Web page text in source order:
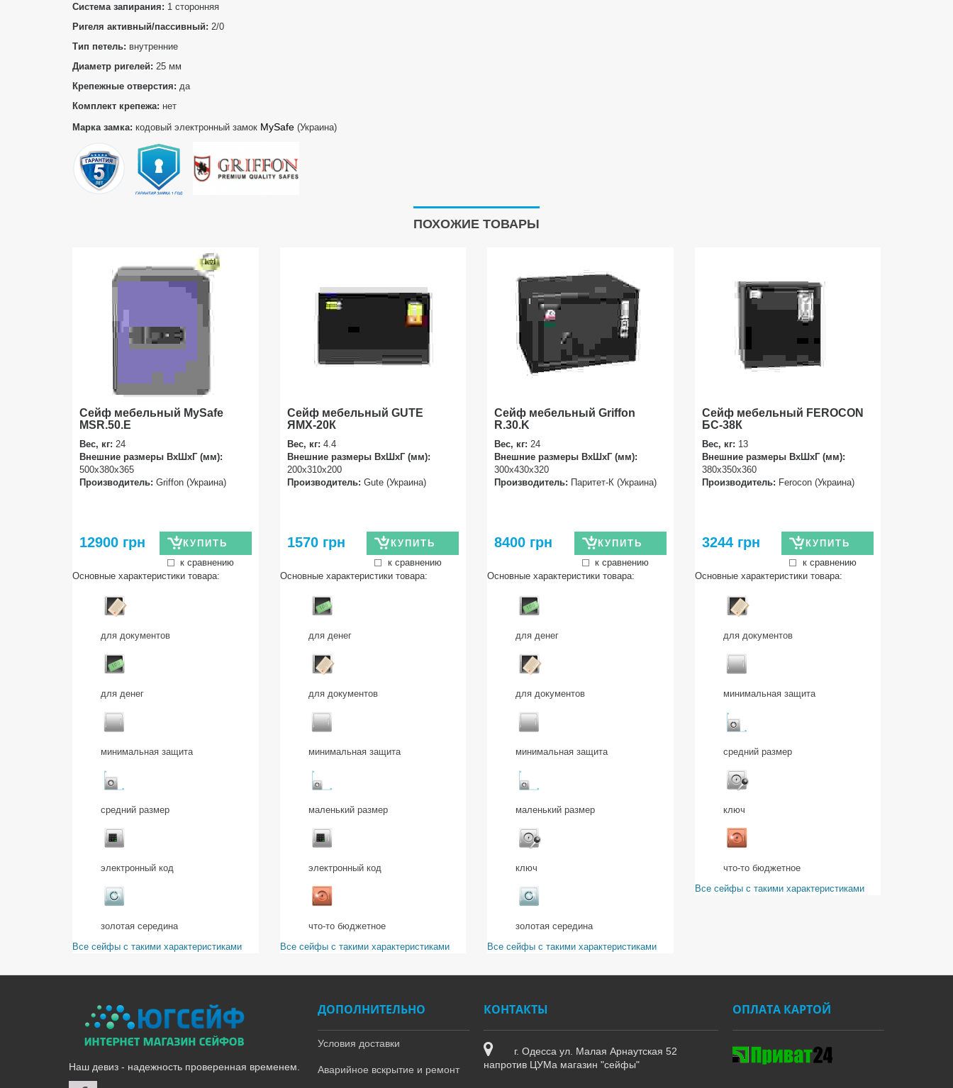
Система запирания: 1 сторонняя
Ригеля активный/пассивный: 2/0
Тип петель: внутренние
Диаметр ригелей: 25 мм
Крепежные отверстия: да
Комплект крепежа: нет
Марка замка: кодовый электронный замок MySafe (Украина)
ПОХОЖИЕ ТОВАРЫ
Сейф мебельный MySafe
MSR.50.E
Вес, кг: 24
Внешние размеры ВхШхГ (мм):
500х380х365
Производитель: Griffon (Украина)
12900 грн
КУПИТЬ
к сравнению
Основные характеристики товара:
для документов
для денег
минимальная защита
средний размер
электронный код
золотая середина
Все сейфы с такими характеристиками
Сейф мебельный GUTE
ЯМХ-20К
Вес, кг: 4.4
Внешние размеры ВхШхГ (мм):
200х310х200
Производитель: Gute (Украина)
1570 грн
КУПИТЬ
к сравнению
Основные характеристики товара:
для денег
для документов
минимальная защита
маленький размер
электронный код
что-то бюджетное
Все сейфы с такими характеристиками
Сейф мебельный Griffon
R.30.K
Вес, кг: 24
Внешние размеры ВхШхГ (мм):
300х430х320
Производитель: Паритет-К (Украина)
8400 грн
КУПИТЬ
к сравнению
Основные характеристики товара:
для денег
для документов
минимальная защита
маленький размер
ключ
золотая середина
Все сейфы с такими характеристиками
Сейф мебельный FEROCON
БС-38К
Вес, кг: 13
Внешние размеры ВхШхГ (мм):
380х350х360
Производитель: Ferocon (Украина)
3244 грн
КУПИТЬ
к сравнению
Основные характеристики товара:
для документов
минимальная защита
средний размер
ключ
что-то бюджетное
Все сейфы с такими характеристиками
Наш девиз - надежность проверенная временем.
ДОПОЛНИТЕЛЬНО
Условия доставки
Аварийное вскрытие и ремонт
КОНТАКТЫ
г. Одесса ул. Малая Арнаутская 52
напротив ЦУМа магазин "сейфы"
ОПЛАТА КАРТОЙ